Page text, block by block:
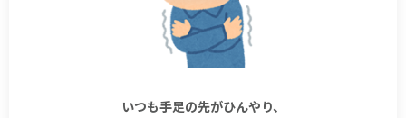
いつも手足の先がひんやり、